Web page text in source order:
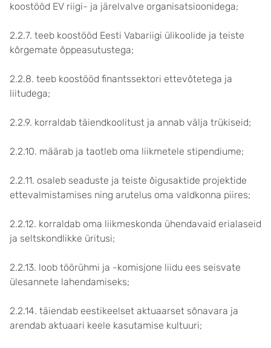
koostööd EV riigi- ja järelvalve organisatsioonidega;
2.2.7. teeb koostööd Eesti Vabariigi ülikoolide ja teiste
kõrgemate õppeasutustega;
2.2.8. teeb koostööd finantssektori ettevõtetega ja
liitudega;
2.2.9. korraldab täiendkoolitust ja annab välja trükiseid;
2.2.10. määrab ja taotleb oma liikmetele stipendiume;
2.2.11. osaleb seaduste ja teiste õigusaktide projektide
ettevalmistamises ning arutelus oma valdkonna piires;
2.2.12. korraldab oma liikmeskonda ühendavaid erialaseid
ja seltskondlikke üritusi;
2.2.13. loob töörühmi ja -komisjone liidu ees seisvate
ülesannete lahendamiseks;
2.2.14. täiendab eestikeelset aktuaarset sõnavara ja
arendab aktuaari keele kasutamise kultuuri;